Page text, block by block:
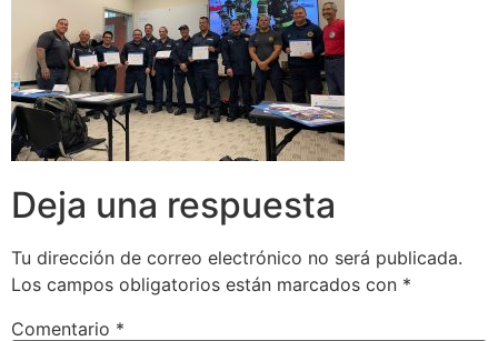
Deja una respuesta
Tu dirección de correo electrónico no será publicada.
Los campos obligatorios están marcados con *
Comentario *